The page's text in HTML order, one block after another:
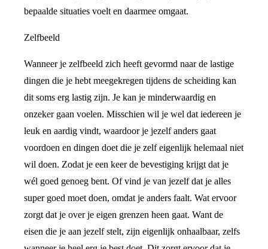
bepaalde situaties voelt en daarmee omgaat.
Zelfbeeld
Wanneer je zelfbeeld zich heeft gevormd naar de lastige
dingen die je hebt meegekregen tijdens de scheiding kan
dit soms erg lastig zijn. Je kan je minderwaardig en
onzeker gaan voelen. Misschien wil je wel dat iedereen je
leuk en aardig vindt, waardoor je jezelf anders gaat
voordoen en dingen doet die je zelf eigenlijk helemaal niet
wil doen. Zodat je een keer de bevestiging krijgt dat je
wél goed genoeg bent. Of vind je van jezelf dat je alles
super goed moet doen, omdat je anders faalt. Wat ervoor
zorgt dat je over je eigen grenzen heen gaat. Want de
eisen die je aan jezelf stelt, zijn eigenlijk onhaalbaar, zelfs